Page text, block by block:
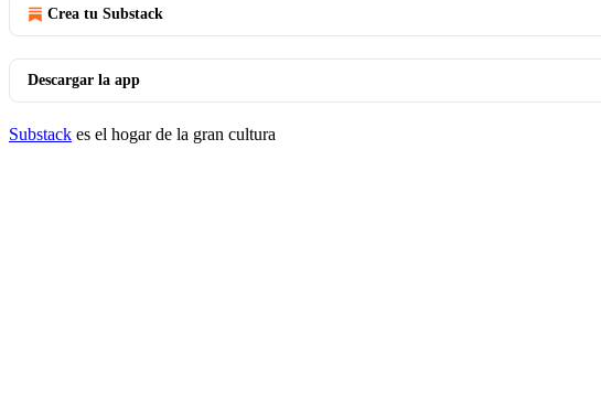
Crea tu Substack
Descargar la app
Substack es el hogar de la gran cultura